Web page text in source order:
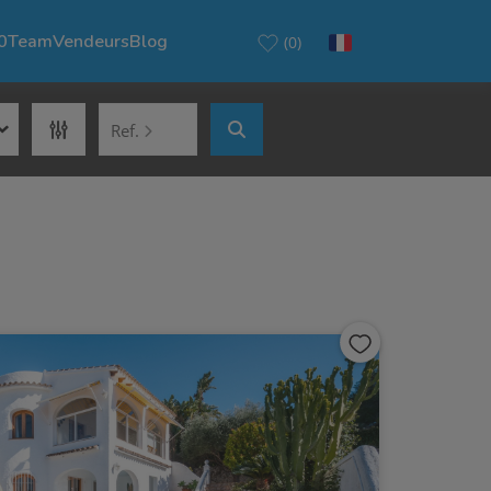
TeamVendeursBlog (0)
Ref.